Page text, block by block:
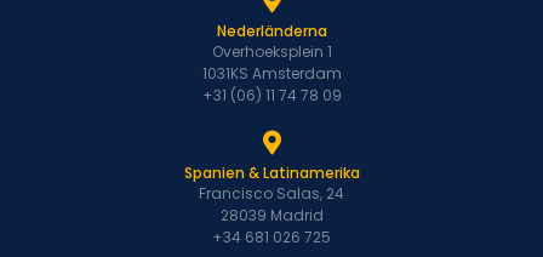
Nederländerna
Overhoeksplein 1
1031KS Amsterdam
+31 (06) 11 74 78 09
Spanien & Latinamerika
Francisco Salas, 24
28039 Madrid
+34 681 026 725